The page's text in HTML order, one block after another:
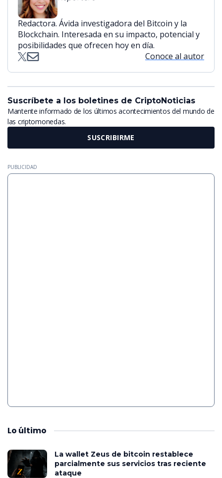
Redactora. Ávida investigadora del Bitcoin y la
Blockchain. Interesada en su impacto, potencial y
posibilidades que ofrecen hoy en día.
Conoce al autor
Suscríbete a los boletines de CriptoNoticias
Mantente informado de los últimos acontecimientos del mundo de
las criptomonedas.
SUSCRIBIRME
PUBLICIDAD
Lo último
La wallet Zeus de bitcoin restablece
parcialmente sus servicios tras reciente
ataque